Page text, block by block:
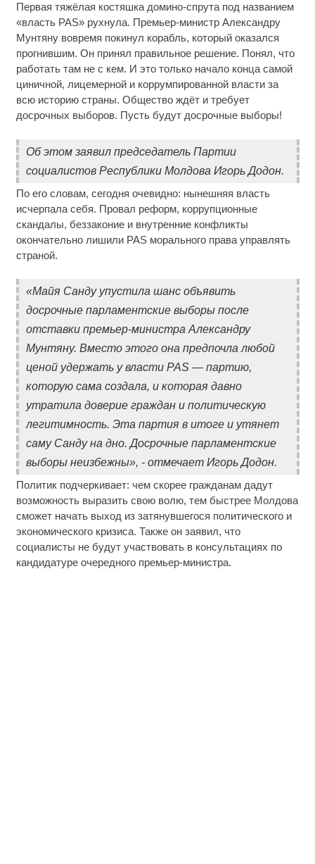
Первая тяжёлая костяшка домино-спрута под названием
«власть PAS» рухнула. Премьер-министр Александру
Мунтяну вовремя покинул корабль, который оказался
прогнившим. Он принял правильное решение. Понял, что
работать там не с кем. И это только начало конца самой
циничной, лицемерной и коррумпированной власти за
всю историю страны. Общество ждёт и требует
досрочных выборов. Пусть будут досрочные выборы!
Об этом заявил председатель Партии
социалистов Республики Молдова Игорь Додон.
По его словам, сегодня очевидно: нынешняя власть
исчерпала себя. Провал реформ, коррупционные
скандалы, беззаконие и внутренние конфликты
окончательно лишили PAS морального права управлять
страной.
«Майя Санду упустила шанс объявить
досрочные парламентские выборы после
отставки премьер-министра Александру
Мунтяну. Вместо этого она предпочла любой
ценой удержать у власти PAS — партию,
которую сама создала, и которая давно
утратила доверие граждан и политическую
легитимность. Эта партия в итоге и утянет
саму Санду на дно. Досрочные парламентские
выборы неизбежны», - отмечает Игорь Додон.
Политик подчеркивает: чем скорее гражданам дадут
возможность выразить свою волю, тем быстрее Молдова
сможет начать выход из затянувшегося политического и
экономического кризиса. Также он заявил, что
социалисты не будут участвовать в консультациях по
кандидатуре очередного премьер-министра.
i
Ролик длится несколько секунд, а смеяться вы
будете долго
i
Этот танец невесты оставит вас без слов!
Пересмотрела 10 раз
Ржу не переставая, это видео пересмотришь не
раз